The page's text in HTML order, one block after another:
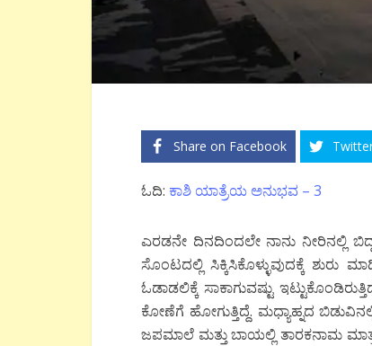
Share on Facebook
ಓದಿ: ಕಾಶಿ ಯಾತ್ರೆಯ ಅನುಭವ – 3
ಎರಡನೇ ದಿನದಿಂದಲೇ ನಾನು ನೀರಿನಲ್ಲಿ
ಸೊಂಟದಲ್ಲಿ ಸಿಕ್ಕಿಸಿಕೊಳ್ಳುವುದಕ್ಕೆ ಶುರು
ಓಡಾಡಲಿಕ್ಕೆ ಸಾಕಾಗುವಷ್ಟು
ಕೋಣೆಗೆ ಹೋಗುತ್ತಿದ್ದೆ. ಮಧ್ಯಾಹ್ನದ
ಜಪಮಾಲೆ ಮತ್ತು ಬಾಯಲ್ಲಿ ತಾರಕನಾಮ ಮಾತ್ರ